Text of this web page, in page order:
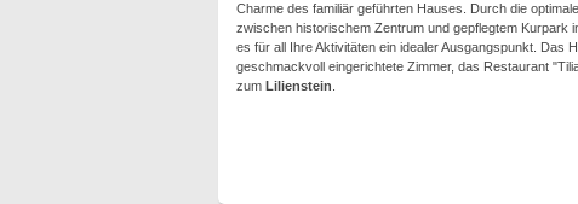
Charme des familiär geführten Hauses. Durch die
zwischen historischem Zentrum und gepflegtem Kurpark
es für all Ihre Aktivitäten ein idealer Ausgangspunkt. Das
geschmackvoll eingerichtete Zimmer, das Restaurant
zum Lilienstein